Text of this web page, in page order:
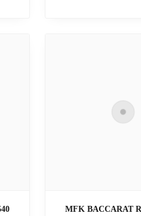
MFK BACCARAT